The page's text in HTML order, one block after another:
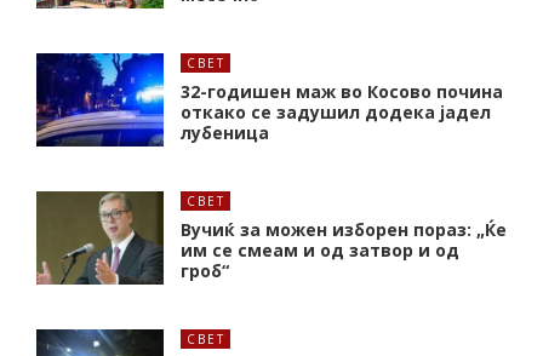
СВЕТ
32-годишен маж во Косово почина
откако се задушил додека јадел
лубеница
СВЕТ
Вучиќ за можен изборен пораз: „Ќе
им се смеам и од затвор и од
гроб“
СВЕТ